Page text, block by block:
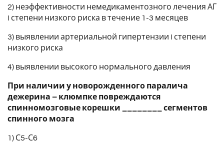
2) неэффективности немедикаментозного лечения АГ
I степени низкого риска в течение 1-3 месяцев
3) выявлении артериальной гипертензии I степени
низкого риска
4) выявлении высокого нормального давления
При наличии у новорожденного паралича
дежерина – клюмпке повреждаются
спинномозговые корешки ________ сегментов
спинного мозга
1) С5-С6